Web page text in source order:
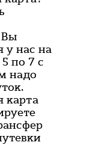
Вы
у нас на
по 7 с
надо
карта